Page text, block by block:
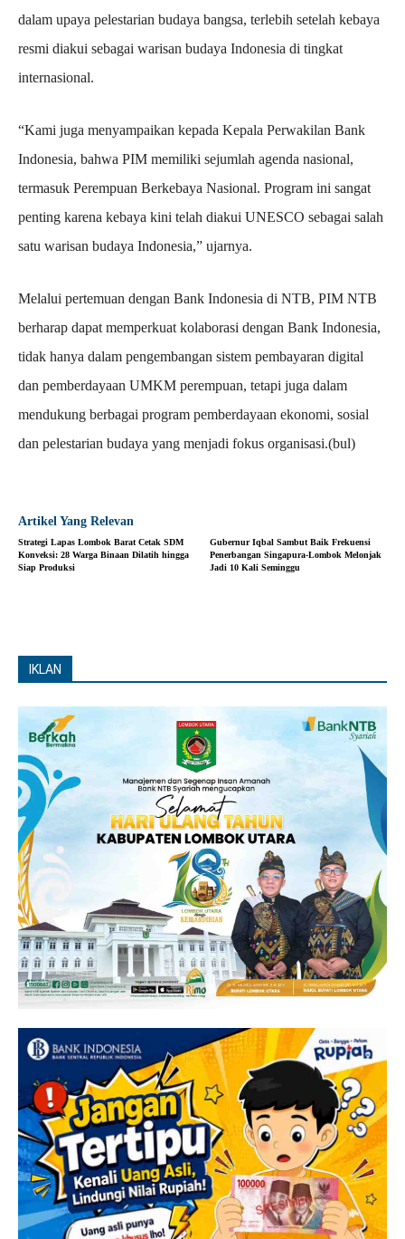
dalam upaya pelestarian budaya bangsa, terlebih setelah kebaya
resmi diakui sebagai warisan budaya Indonesia di tingkat
internasional.
“Kami juga menyampaikan kepada Kepala Perwakilan Bank
Indonesia, bahwa PIM memiliki sejumlah agenda nasional,
termasuk Perempuan Berkebaya Nasional. Program ini sangat
penting karena kebaya kini telah diakui UNESCO sebagai salah
satu warisan budaya Indonesia,” ujarnya.
Melalui pertemuan dengan Bank Indonesia di NTB, PIM NTB
berharap dapat memperkuat kolaborasi dengan Bank Indonesia,
tidak hanya dalam pengembangan sistem pembayaran digital
dan pemberdayaan UMKM perempuan, tetapi juga dalam
mendukung berbagai program pemberdayaan ekonomi, sosial
dan pelestarian budaya yang menjadi fokus organisasi.(bul)
Artikel Yang Relevan
Strategi Lapas Lombok Barat Cetak SDM
Konveksi: 28 Warga Binaan Dilatih hingga
Siap Produksi
Gubernur Iqbal Sambut Baik Frekuensi
Penerbangan Singapura-Lombok Melonjak
Jadi 10 Kali Seminggu
IKLAN